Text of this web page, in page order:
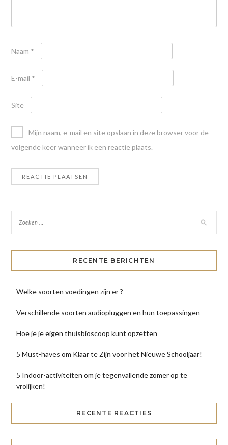
Naam *
E-mail *
Site
Mijn naam, e-mail en site opslaan in deze browser voor de
volgende keer wanneer ik een reactie plaats.
RECENTE BERICHTEN
Welke soorten voedingen zijn er ?
Verschillende soorten audiopluggen en hun toepassingen
Hoe je je eigen thuisbioscoop kunt opzetten
5 Must-haves om Klaar te Zijn voor het Nieuwe Schooljaar!
5 Indoor-activiteiten om je tegenvallende zomer op te
vrolijken!
RECENTE REACTIES